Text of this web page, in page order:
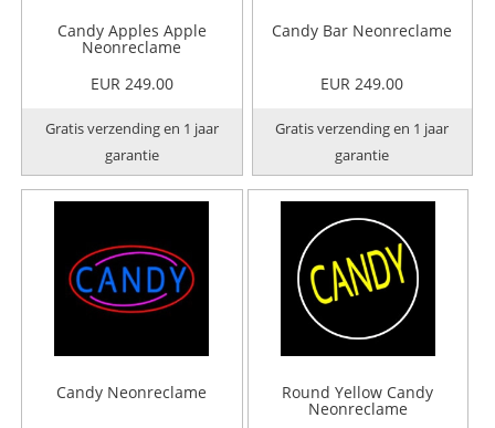
Candy Apples Apple
Neonreclame
EUR 249.00
Gratis verzending en 1 jaar
garantie
Candy Bar Neonreclame
EUR 249.00
Gratis verzending en 1 jaar
garantie
Candy Neonreclame Round Yellow Candy
Neonreclame